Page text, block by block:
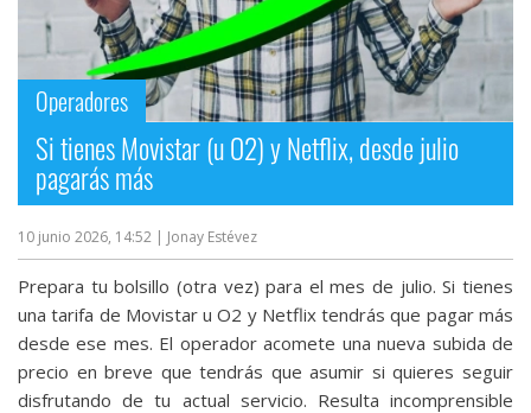
Operadores
Si tienes Movistar (u O2) y Netflix, desde julio
pagarás más
10 junio 2026, 14:52 | Jonay Estévez
Prepara tu bolsillo (otra vez) para el mes de julio. Si tienes
una tarifa de Movistar u O2 y Netflix tendrás que pagar más
desde ese mes. El operador acomete una nueva subida de
precio en breve que tendrás que asumir si quieres seguir
disfrutando de tu actual servicio. Resulta incomprensible